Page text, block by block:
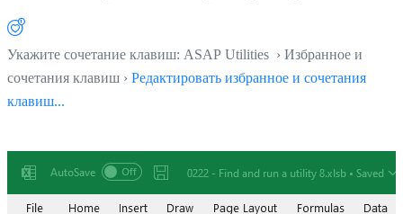
Укажите сочетание клавиш: ASAP Utilities › Избранное и
сочетания клавиш › Редактировать избранное и сочетания
клавиш...